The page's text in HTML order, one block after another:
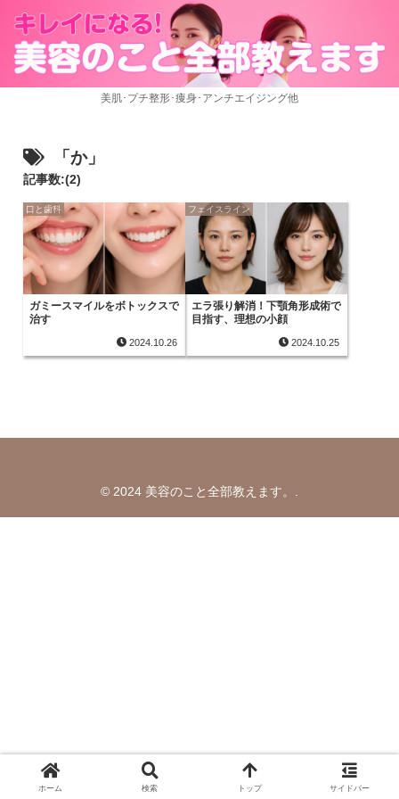
美肌･プチ整形･痩身･アンチエイジング他
「か」
記事数:(2)
口と歯科
ガミースマイルをボトックスで
治す
2024.10.26
フェイスライン
エラ張り解消！下顎角形成術で
目指す、理想の小顔
2024.10.25
© 2024 美容のこと全部教えます。.
ホーム 検索 トップ サイドバー